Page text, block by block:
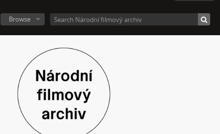
Browse
[Subseries] Našla v lese
[Subseries] Karamel je cukr, co už se neuzdraví
[Subseries] Míchačka
[Subseries] Kapusta
[Subseries] Turista
[Subseries] Dům daleko
[Subseries] Bosákové hody
[Subseries] Suchá u Nejdku
[Subseries] Wilsonova svatba